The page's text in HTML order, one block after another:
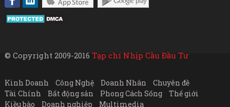
© Copyright 2009-2016 Tạp chí Nhịp Cầu Đầu Tư
Kinh Doanh Công Nghệ Doanh Nhân
Chuyên đề
Tài Chính
Bất động sản Phong Cách Sống
Thế giới
Kiều bào
Doanh nghiệp Multimedia